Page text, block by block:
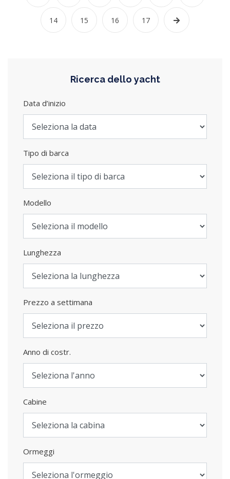
14 15 16 17
Ricerca dello yacht
Data d’inizio
Tipo di barca
Modello
Lunghezza
Prezzo a settimana
Anno di costr.
Cabine
Ormeggi